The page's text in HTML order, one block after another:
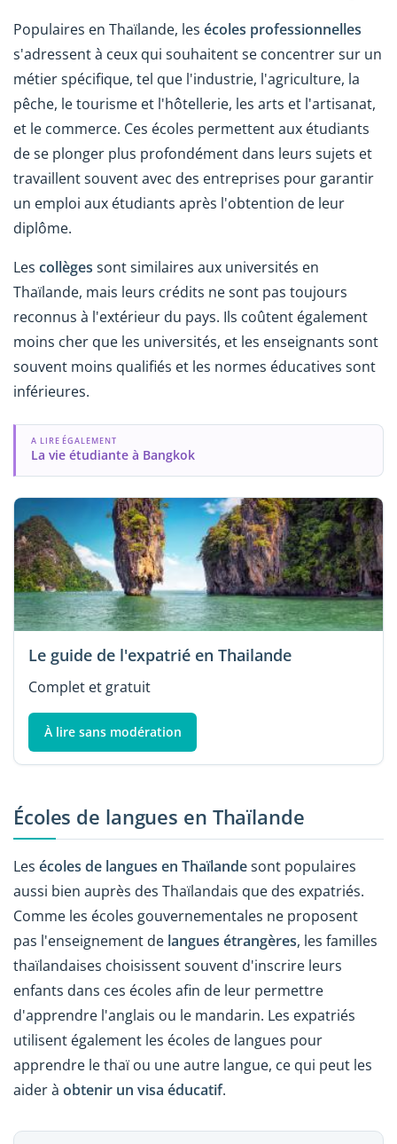
Populaires en Thaïlande, les écoles professionnelles
s'adressent à ceux qui souhaitent se concentrer sur un
métier spécifique, tel que l'industrie, l'agriculture, la
pêche, le tourisme et l'hôtellerie, les arts et l'artisanat,
et le commerce. Ces écoles permettent aux étudiants
de se plonger plus profondément dans leurs sujets et
travaillent souvent avec des entreprises pour garantir
un emploi aux étudiants après l'obtention de leur
diplôme.
Les collèges sont similaires aux universités en
Thaïlande, mais leurs crédits ne sont pas toujours
reconnus à l'extérieur du pays. Ils coûtent également
moins cher que les universités, et les enseignants sont
souvent moins qualifiés et les normes éducatives sont
inférieures.
A LIRE ÉGALEMENT
La vie étudiante à Bangkok
Le guide de l'expatrié en Thailande
Complet et gratuit
À lire sans modération
Écoles de langues en Thaïlande
Les écoles de langues en Thaïlandesont populaires
aussi bien auprès des Thaïlandais que des expatriés.
Comme les écoles gouvernementales ne proposent
pas l'enseignement de langues étrangères, les familles
thaïlandaises choisissent souvent d'inscrire leurs
enfants dans ces écoles afin de leur permettre
d'apprendre l'anglais ou le mandarin. Les expatriés
utilisent également les écoles de langues pour
apprendre le thaï ou une autre langue, ce qui peut les
aider à obtenir un visa éducatif.